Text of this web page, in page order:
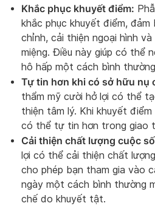
Khắc phục khuyết điểm:
khắc phục khuyết điểm, đảm
chỉnh, cải thiện ngoại hình
miệng. Điều này giúp có thể
hô hấp một cách bình
Tự tin hơn khi có sở hữu nụ
thẩm mỹ cười hở lợi có thể
thiện tâm lý. Khi khuyết
có thể tự tin hơn trong giao
Cải thiện chất lượng cuộc
lợi có thể cải thiện chất
cho phép bạn tham gia vào
ngày một cách bình thường
chế do khuyết tật.